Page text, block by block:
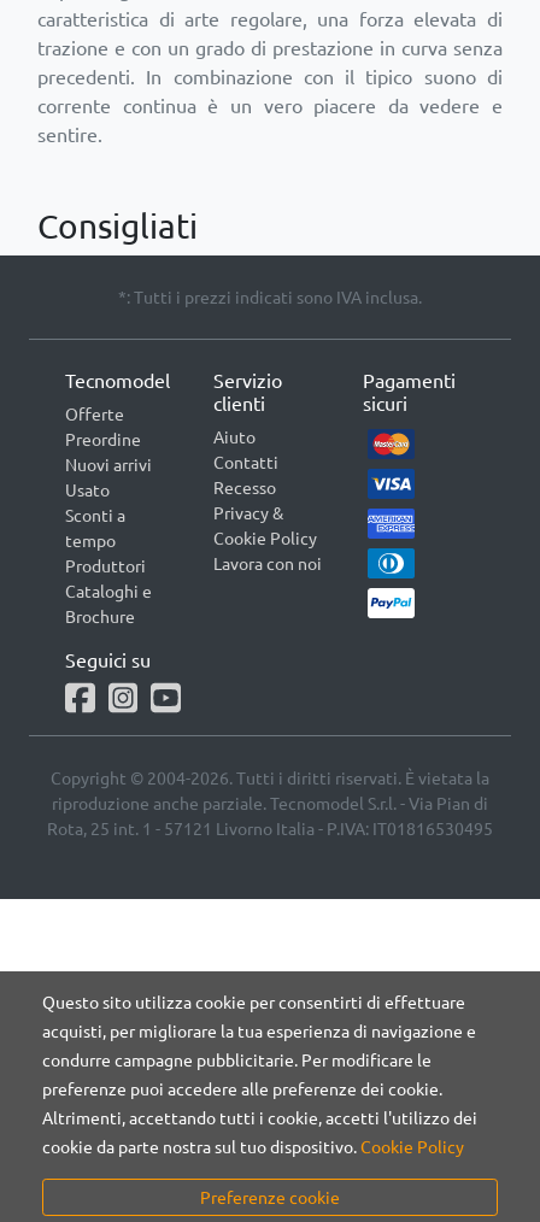
caratteristica di arte regolare, una forza elevata di
trazione e con un grado di prestazione in curva senza
precedenti. In combinazione con il tipico suono di
corrente continua è un vero piacere da vedere e
sentire.
Consigliati
*: Tutti i prezzi indicati sono IVA inclusa.
Tecnomodel
Offerte
Preordine
Nuovi arrivi
Usato
Sconti a
tempo
Produttori
Cataloghi e
Brochure
Servizio
clienti
Aiuto
Contatti
Recesso
Privacy &
Cookie Policy
Lavora con noi
Pagamenti
sicuri
Seguici su
Copyright © 2004-2026. Tutti i diritti riservati. È vietata la
riproduzione anche parziale. Tecnomodel S.r.l. - Via Pian di
Rota, 25 int. 1 - 57121 Livorno Italia - P.IVA: IT01816530495
Questo sito utilizza cookie per consentirti di effettuare
acquisti, per migliorare la tua esperienza di navigazione e
condurre campagne pubblicitarie. Per modificare le
preferenze puoi accedere alle preferenze dei cookie.
Altrimenti, accettando tutti i cookie, accetti l'utilizzo dei
cookie da parte nostra sul tuo dispositivo.Cookie Policy
Preferenze cookie